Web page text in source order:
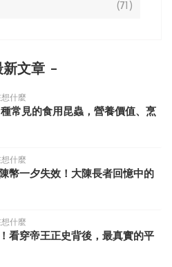
(71)
新文章
什麼
常見的食用昆蟲，營養價值、烹
什麼
幣一夕失效！大陳長者回憶中的
什麼
看穿帝王正史背後，最真實的平